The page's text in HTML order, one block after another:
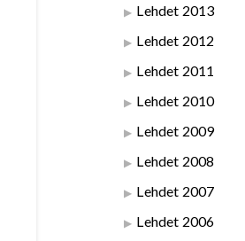
Lehdet 2013
Lehdet 2012
Lehdet 2011
Lehdet 2010
Lehdet 2009
Lehdet 2008
Lehdet 2007
Lehdet 2006